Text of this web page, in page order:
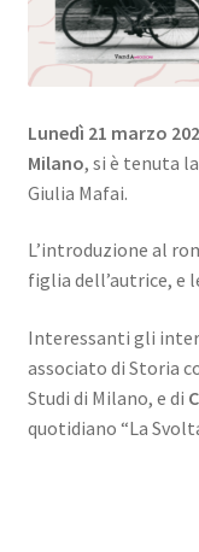
Lunedì 21 marzo
Milano, si è tenuta
Giulia Mafai.
L’introduzione al
figlia dell’autrice, e
Interessanti gli
associato di Storia
Studi di Milano, e di
quotidiano “La